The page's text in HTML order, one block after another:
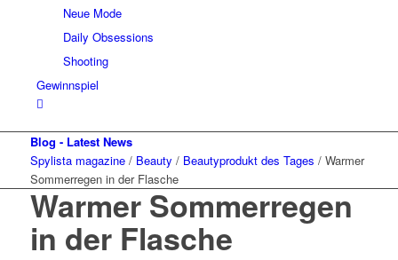
Neue Mode
Daily Obsessions
Shooting
Gewinnspiel
Blog - Latest News
Spylista magazine / Beauty / Beautyprodukt des Tages / Warmer
Sommerregen in der Flasche
Warmer Sommerregen
in der Flasche